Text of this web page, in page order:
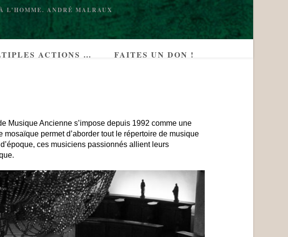
L’HOMME. ANDRÉ MALRAUX
ACTIONS … FAITES UN DON !
Musique Ancienne s’impose depuis 1992 comme une
permet d’aborder tout le répertoire de musique
ces musiciens passionnés allient leurs